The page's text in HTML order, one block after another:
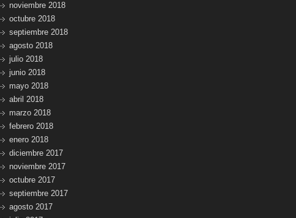
noviembre 2018
octubre 2018
septiembre 2018
agosto 2018
julio 2018
junio 2018
mayo 2018
abril 2018
marzo 2018
febrero 2018
enero 2018
diciembre 2017
noviembre 2017
octubre 2017
septiembre 2017
agosto 2017